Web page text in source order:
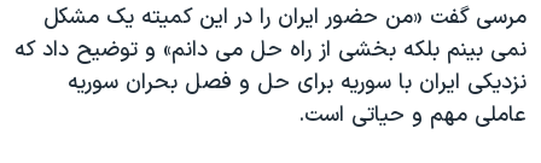
مرسی گفت «من حضور ایران را در این کمیته یک مشکل
نمی بینم بلکه بخشی از راه حل می دانم» و توضیح داد که
نزدیکی ایران با سوریه برای حل و فصل بحران سوریه
عاملی مهم و حیاتی است.